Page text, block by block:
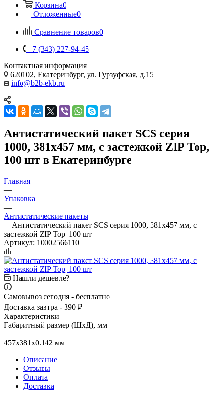
Корзина0
Отложенные0
Сравнение товаров0
+7 (343) 227-94-45
Контактная информация
620102, Екатеринбург, ул. Гурзуфская, д.15
info@b2b-ekb.ru
Антистатический пакет SCS серия
1000, 381х457 мм, с застежкой ZIP Top,
100 шт в Екатеринбурге
Главная
—
Упаковка
—
Антистатические пакеты
—Антистатический пакет SCS серия 1000, 381х457 мм, с
застежкой ZIP Top, 100 шт
Артикул: 10002566110
Нашли дешевле?
Самовывоз сегодня - бесплатно
Доставка завтра - 390 ₽
Характеристики
Габаритный размер (ШхД), мм
—
457х381х0.142 мм
Описание
Отзывы
Оплата
Доставка